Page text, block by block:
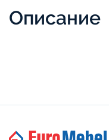
Описание